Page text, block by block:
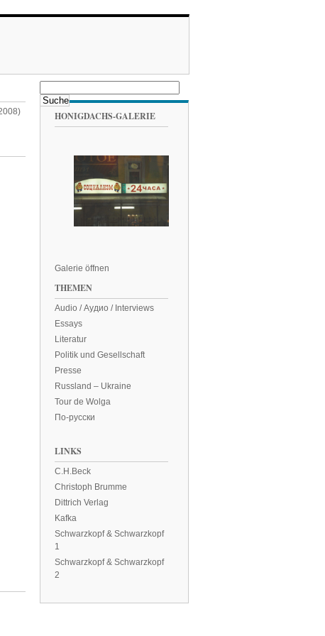
HONIGDACHS-GALERIE
Galerie öffnen
THEMEN
Audio / Аудио / Interviews
Essays
Literatur
Politik und Gesellschaft
Presse
Russland – Ukraine
Tour de Wolga
По-русски
LINKS
C.H.Beck
Christoph Brumme
Dittrich Verlag
Kafka
Schwarzkopf & Schwarzkopf
1
Schwarzkopf & Schwarzkopf
2